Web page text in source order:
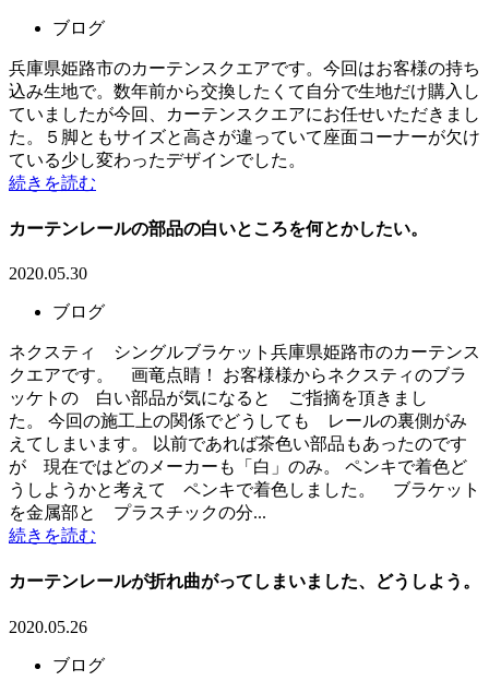
ブログ
兵庫県姫路市のカーテンスクエアです。今回はお客様の持ち
込み生地で。数年前から交換したくて自分で生地だけ購入し
ていましたが今回、カーテンスクエアにお任せいただきまし
た。５脚ともサイズと高さが違っていて座面コーナーが欠け
ている少し変わったデザインでした。
続きを読む
カーテンレールの部品の白いところを何とかしたい。
2020.05.30
ブログ
ネクスティ シングルブラケット兵庫県姫路市のカーテンス
クエアです。 画竜点睛！ お客様様からネクスティのブラ
ッケトの 白い部品が気になると ご指摘を頂きまし
た。 今回の施工上の関係でどうしても レールの裏側がみ
えてしまいます。 以前であれば茶色い部品もあったのです
が 現在ではどのメーカーも「白」のみ。 ペンキで着色ど
うしようかと考えて ペンキで着色しました。 ブラケット
を金属部と プラスチックの分...
続きを読む
カーテンレールが折れ曲がってしまいました、どうしよう。
2020.05.26
ブログ